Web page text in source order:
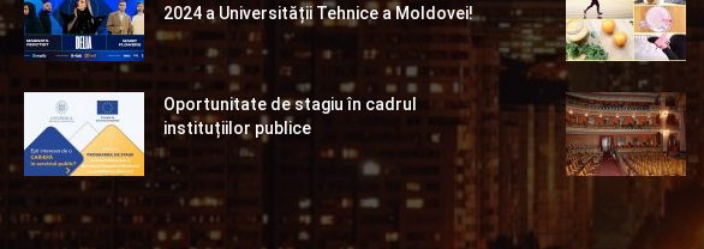
2024 a Universității Tehnice a Moldovei!
Oportunitate de stagiu în cadrul
instituțiilor publice